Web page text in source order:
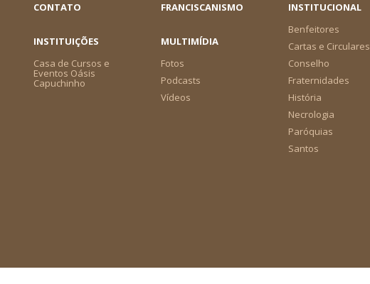
CONTATO FRANCISCANISMO
INSTITUCIONAL
Benfeitores
Cartas e Circulares
Conselho
Fraternidades
História
Necrologia
Paróquias
Santos
INSTITUIÇÕES
Casa de Cursos e
Eventos Oásis
Capuchinho
MULTIMÍDIA
Fotos
Podcasts
Vídeos